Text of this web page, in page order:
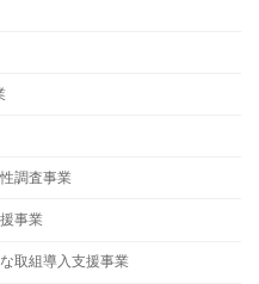
調査事業
事業
取組導入支援事業